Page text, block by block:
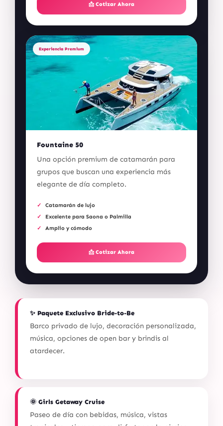
📩 Cotizar Ahora
Experiencia Premium
Fountaine 50
Una opción premium de catamarán para
grupos que buscan una experiencia más
elegante de día completo.
Catamarán de lujo
Excelente para Saona o Palmilla
Amplio y cómodo
📩 Cotizar Ahora
✨ Paquete Exclusivo Bride-to-Be
Barco privado de lujo, decoración personalizada,
música, opciones de open bar y brindis al
atardecer.
🌞 Girls Getaway Cruise
Paseo de día con bebidas, música, vistas